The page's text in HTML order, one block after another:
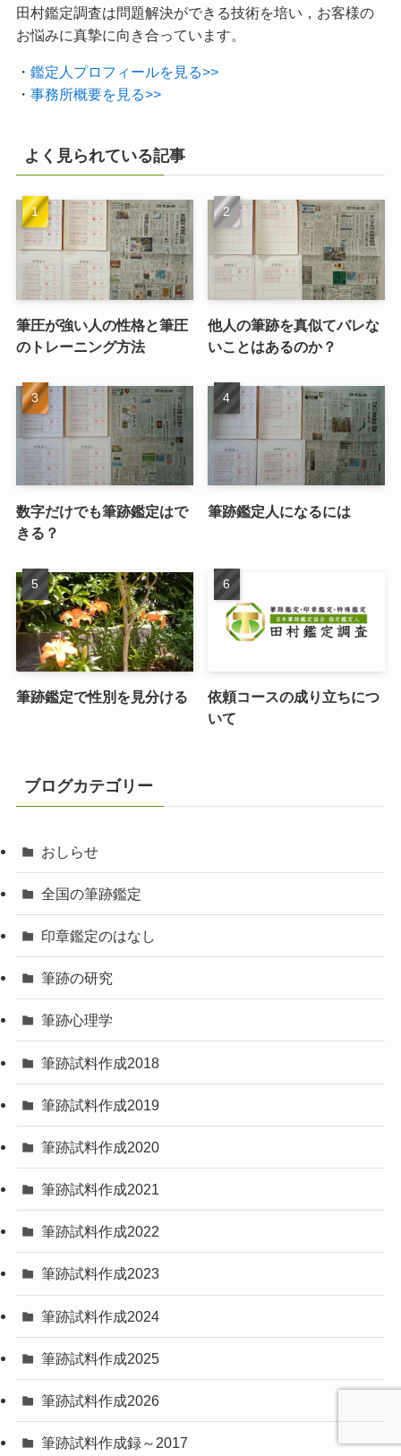
田村鑑定調査は問題解決ができる技術を培い，お客様の
お悩みに真摯に向き合っています。
・ 鑑定人プロフィールを見る>>
・ 事務所概要を見る>>
よく見られている記事
筆圧が強い人の性格と筆圧
のトレーニング方法
他人の筆跡を真似てバレな
いことはあるのか？
数字だけでも筆跡鑑定はで
きる？
筆跡鑑定人になるには
筆跡鑑定で性別を見分ける
依頼コースの成り立ちにつ
いて
ブログカテゴリー
おしらせ
全国の筆跡鑑定
印章鑑定のはなし
筆跡の研究
筆跡心理学
筆跡試料作成2018
筆跡試料作成2019
筆跡試料作成2020
筆跡試料作成2021
筆跡試料作成2022
筆跡試料作成2023
筆跡試料作成2024
筆跡試料作成2025
筆跡試料作成2026
筆跡試料作成録～2017